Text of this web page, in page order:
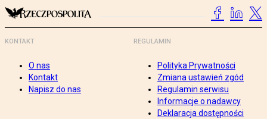
KONTAKT
O nas
Kontakt
Napisz do nas
REGULAMIN
Polityka Prywatności
Zmiana ustawień zgód
Regulamin serwisu
Informacje o nadawcy
Deklaracja dostępności